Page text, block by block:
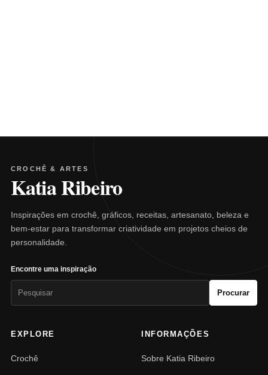
CROCHÊ & ARTES
Katia Ribeiro
Inspirações em crochê, gráficos, receitas, artesanato, beleza e
bem-estar para transformar criatividade em projetos cheios de
personalidade.
Encontre uma inspiração
Procurar
EXPLORE
Crochê
INFORMAÇÕES
Sobre Katia Ribeiro